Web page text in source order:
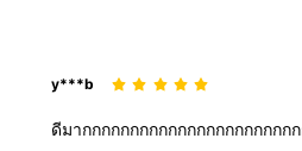
y***b
ดีมากกกกกกกกกกกกกกกกกกกกกก